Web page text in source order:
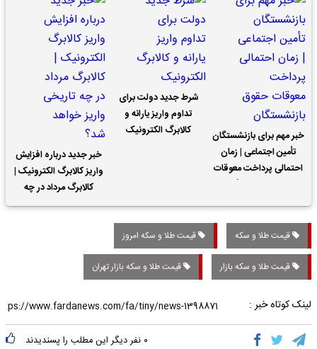
خبر مهم برای بازنشستگان
تأمین اجتماعی | زمان
احتمالی پرداخت معوقات
شرط جدید دولت برای
تداوم واریز یارانه و
کالابرگ الکترونیک
خبر جدید درباره افزایش
واریز کالابرگ الکترونیک |
کالابرگ مرداد در چه
تاریخی واریز خواهد شد؟
قیمت طلا و سکه قیمت طلا و سکه امروز
قیمت طلا و سکه بازار قیمت طلا و سکه بازار تهران
لینک کوتاه خبر :
۰ نفر دیگر این مطلب را پسندیدند